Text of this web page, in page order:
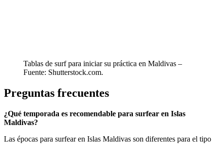
Tablas de surf para iniciar su práctica en Maldivas –
Fuente: Shutterstock.com.
Preguntas frecuentes
¿Qué temporada es recomendable para surfear en Islas
Maldivas?
Las épocas para surfear en Islas Maldivas son diferentes para el tipo